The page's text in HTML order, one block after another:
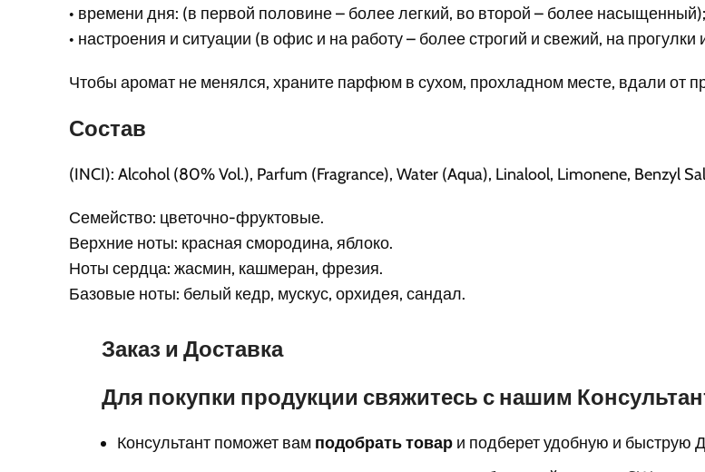
• времени дня: (в первой половине – более легкий, во второй – более насыщенный);
• настроения и ситуации (в офис и на работу – более строгий и свежий, на
Чтобы аромат не менялся, храните парфюм в сухом, прохладном месте, вдали от
Состав
(INCI): Alcohol (80% Vol.), Parfum (Fragrance), Water (Aqua), Linalool, Limonene, Benzyl
Семейство: цветочно-фруктовые.
Верхние ноты: красная смородина, яблоко.
Ноты сердца: жасмин, кашмеран, фрезия.
Базовые ноты: белый кедр, мускус, орхидея, сандал.
Заказ и Доставка
Для покупки продукции свяжитесь с нашим
Консультант поможет вам подобрать товар и подберет удобную и быструю